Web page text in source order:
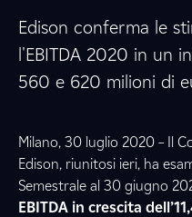
Edison conferma le
l'EBITDA 2020 in un
560 e 620 milioni di
Milano, 30 luglio 2020 – Il
Edison, riunitosi ieri, ha
Semestrale al 30 giugno
EBITDA in crescita